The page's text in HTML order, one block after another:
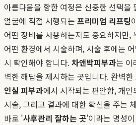
아름다움을 향한 여정은 신중한 선택을
얼굴에 직접 시행되는 프리미엄 리프팅
어떤 장비를 사용하는지도 중요하지만,
어떤 환경에서 시술하며, 시술 후에는
시 확인해야 합니다.차앤박피부과는 이
벽한 해답을 제시하는 곳입니다. 완벽
인실 피부과에서 시작되는 편안함, 개
시술, 그리고 결과에 대한 확신을 주는
바로 '사후관리 잘하는 곳'이라는 명성